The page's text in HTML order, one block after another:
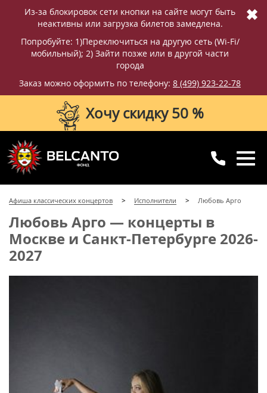
Из-за блокировок сети кнопки на сайте могут быть
неактивны или загрузка билетов замедлена.
Попробуйте: 1)Переключиться на другую сеть (Wi-Fi/
мобильный); 2) Зайти позже или в другой части
города
Заказ можно оформить по телефону: 8 (499) 923-22-78
✖
Хочу скидку 50 %
8 (499) 923-22-78
8 (800) 770-09-71
для регионов
Афиша классических концертов Исполнители Любовь Арго
Любовь Арго — концерты в
Москве и Санкт-Петербурге 2026-
2027